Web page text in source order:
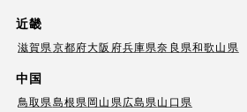
近畿
滋賀県京都府大阪府兵庫県奈良県和歌山県
中国
鳥取県島根県岡山県広島県山口県